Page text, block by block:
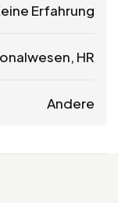
Erfahrung
HR
Andere